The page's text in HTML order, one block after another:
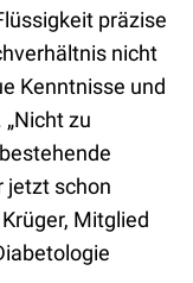
präzise
nicht
Kenntnisse und
zu
jetzt schon
Mitglied